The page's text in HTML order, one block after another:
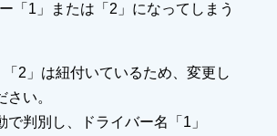
1」または「2」になってしまう
2」は紐付いているため、変更し
い。
判別し、ドライバー名「1」